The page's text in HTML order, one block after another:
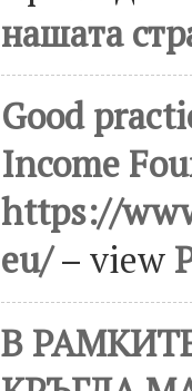
нашата
Good
Income
https://
eu/– view
В